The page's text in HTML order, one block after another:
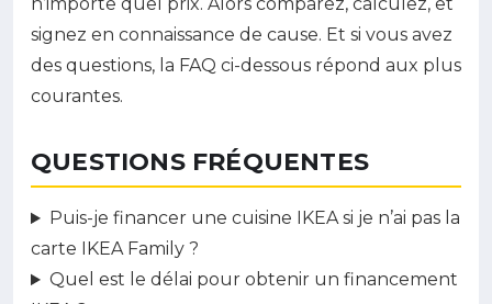
signez en connaissance de cause. Et si vous avez
des questions, la FAQ ci-dessous répond aux plus
courantes.
QUESTIONS FRÉQUENTES
Puis-je financer une cuisine IKEA si je n’ai pas la
carte IKEA Family ?
Quel est le délai pour obtenir un financement